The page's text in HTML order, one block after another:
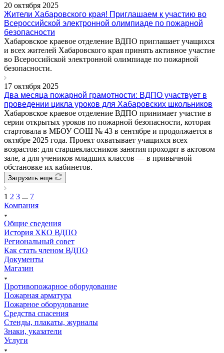
20 октября 2025
Жители Хабаровского края! Приглашаем к участию во
Всероссийской электронной олимпиаде по пожарной
безопасности
Хабаровское краевое отделение ВДПО приглашает учащихся
и всех жителей Хабаровского края принять активное участие
во Всероссийской электронной олимпиаде по пожарной
безопасности.
17 октября 2025
Два месяца пожарной грамотности: ВДПО участвует в
проведении цикла уроков для Хабаровских школьников
Хабаровское краевое отделение ВДПО принимает участие в
серии открытых уроков по пожарной безопасности, которая
стартовала в МБОУ СОШ № 43 в сентябре и продолжается в
октябре 2025 года. Проект охватывает учащихся всех
возрастов: для старшеклассников занятия проходят в актовом
зале, а для учеников младших классов — в привычной
обстановке их кабинетов.
Загрузить еще
1 2 3 ... 7
Компания
Общие сведения
История ХКО ВДПО
Региональный совет
Как стать членом ВДПО
Документы
Магазин
Противопожарное оборудование
Пожарная арматура
Пожарное оборудование
Средства спасения
Стенды, плакаты, журналы
Знаки, указатели
Услуги